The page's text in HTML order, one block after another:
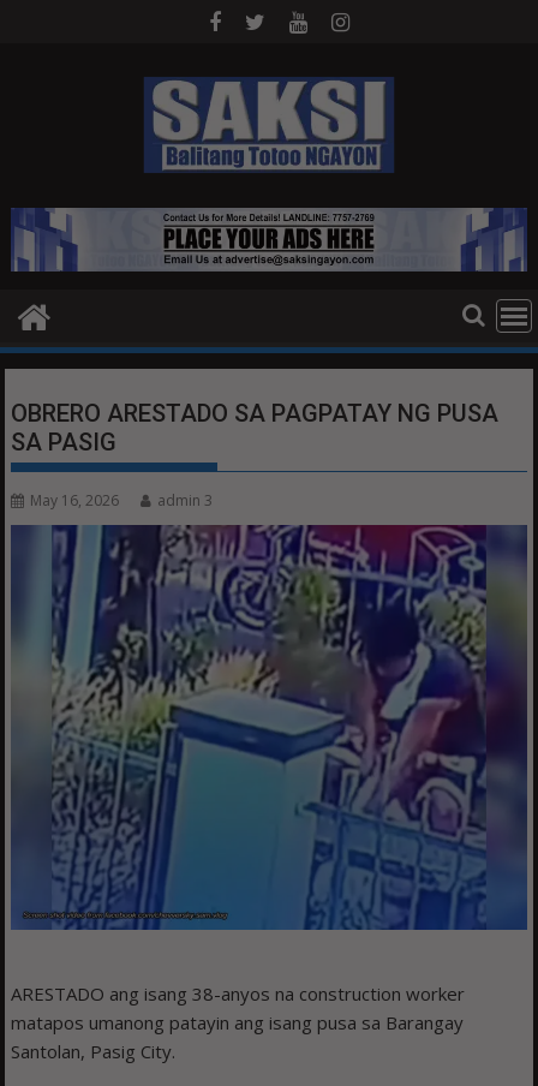
OBRERO ARESTADO SA PAGPATAY NG PUSA
SA PASIG
May 16, 2026 admin 3
ARESTADO ang isang 38-anyos na construction worker
matapos umanong patayin ang isang pusa sa Barangay
Santolan, Pasig City.